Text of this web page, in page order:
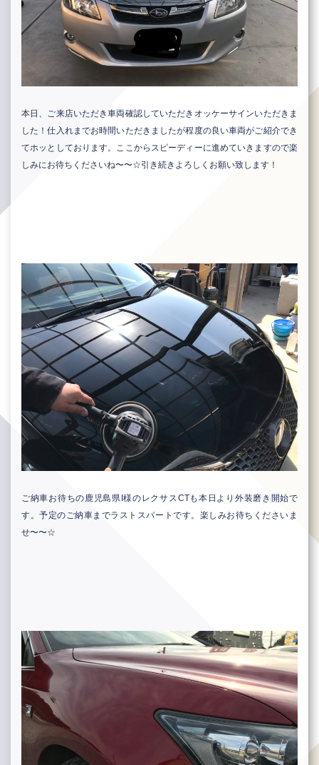
本日、ご来店いただき車両確認していただきオッケーサインいただきま
した！仕入れまでお時間いただきましたが程度の良い車両がご紹介でき
てホッとしております。ここからスピーディーに進めていきますので楽
しみにお待ちくださいね〜〜☆引き続きよろしくお願い致します！
ご納車お待ちの鹿児島県I様のレクサスCTも本日より外装磨き開始で
す。予定のご納車までラストスパートです。楽しみお待ちくださいま
せ〜〜☆